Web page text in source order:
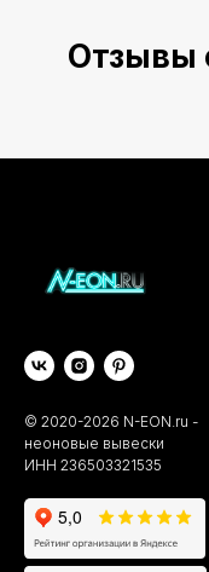
Отзывы
© 2020-2026 N-EON.ru -
неоновые вывески
ИНН 236503321535